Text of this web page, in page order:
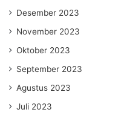
Desember 2023
November 2023
Oktober 2023
September 2023
Agustus 2023
Juli 2023